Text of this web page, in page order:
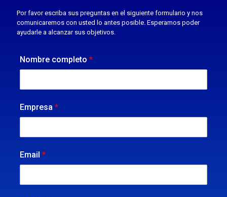
Por favor escriba sus preguntas en el siguiente formulario y nos
comunicaremos con usted lo antes posible. Esperamos poder
ayudarle a alcanzar sus objetivos.
Nombre completo *
Empresa *
Email *